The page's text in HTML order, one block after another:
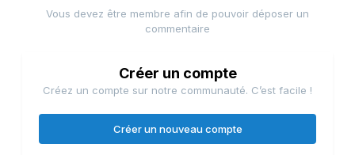
Vous devez être membre afin de pouvoir déposer un
commentaire
Créer un compte
Créez un compte sur notre communauté. C’est facile !
Créer un nouveau compte